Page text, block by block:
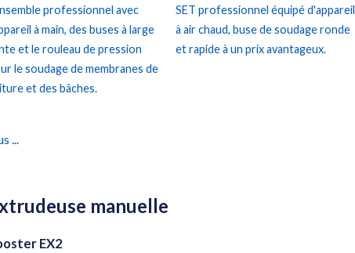
professionnel avec
à main, des buses à large
et le rouleau de pression
le soudage de membranes de
et des bâches.
SET professionnel équipé d'appareil
à air chaud, buse de soudage ronde
et rapide à un prix avantageux.
...
manuelle
EX2